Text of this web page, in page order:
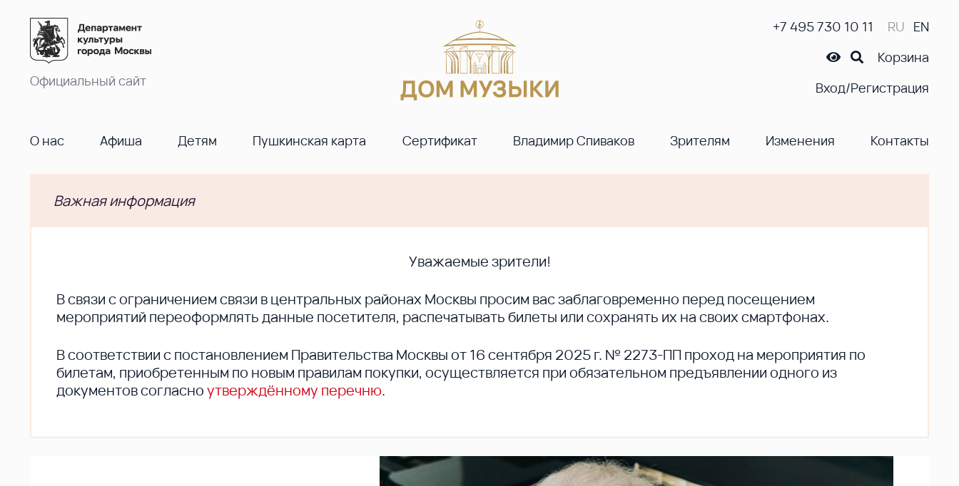
Официальный сайт
+7 495 730 10 11 RU EN
Корзина
Вход/Регистрация
О нас Афиша Детям Пушкинская карта Сертификат Владимир Спиваков Зрителям Изменения Контакты
Важная информация
Уважаемые зрители!
В cвязи с ограничением связи в центральных районах Москвы просим вас заблаговременно перед посещением
мероприятий переоформлять данные посетителя, распечатывать билеты или сохранять их на своих смартфонах.
В соответствии с постановлением Правительства Москвы от 16 сентября 2025 г. № 2273-ПП проход на мероприятия по
билетам, приобретенным по новым правилам покупки, осуществляется при обязательном предъявлении одного из
документов согласноутверждённому перечню.